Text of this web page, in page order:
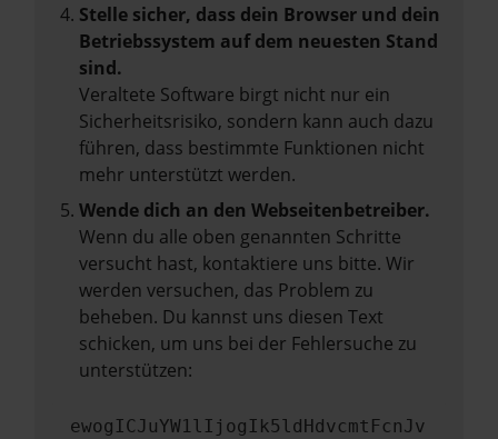
Stelle sicher, dass dein Browser und dein
Betriebssystem auf dem neuesten Stand
sind.
Veraltete Software birgt nicht nur ein
Sicherheitsrisiko, sondern kann auch dazu
führen, dass bestimmte Funktionen nicht
mehr unterstützt werden.
Wende dich an den Webseitenbetreiber.
Wenn du alle oben genannten Schritte
versucht hast, kontaktiere uns bitte. Wir
werden versuchen, das Problem zu
beheben. Du kannst uns diesen Text
schicken, um uns bei der Fehlersuche zu
unterstützen:
ewogICJuYW1lIjogIk5ldHdvcmtFcnJv